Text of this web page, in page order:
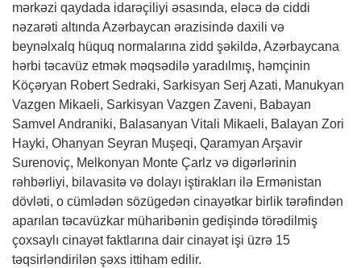
mərkəzi qaydada idarəçiliyi əsasında, eləcə də ciddi
nəzarəti altında Azərbaycan ərazisində daxili və
beynəlxalq hüquq normalarına zidd şəkildə, Azərbaycana
hərbi təcavüz etmək məqsədilə yaradılmış, həmçinin
Köçəryan Robert Sedraki, Sarkisyan Serj Azati, Manukyan
Vazgen Mikaeli, Sarkisyan Vazgen Zaveni, Babayan
Samvel Andraniki, Balasanyan Vitali Mikaeli, Balayan Zori
Hayki, Ohanyan Seyran Muşeqi, Qaramyan Arşavir
Surenoviç, Melkonyan Monte Çarlz və digərlərinin
rəhbərliyi, bilavasitə və dolayı iştirakları ilə Ermənistan
dövləti, o cümlədən sözügedən cinayətkar birlik tərəfindən
aparılan təcavüzkar müharibənin gedişində törədilmiş
çoxsaylı cinayət faktlarına dair cinayət işi üzrə 15
təqsirləndirilən şəxs ittiham edilir.